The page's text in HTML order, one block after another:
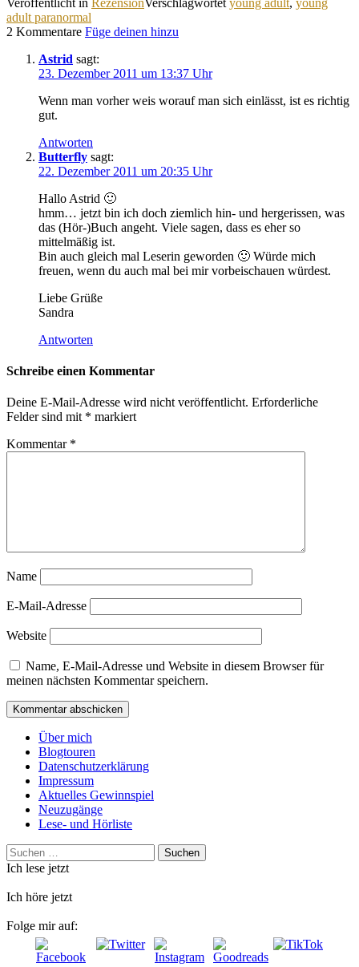
adult paranormal
2 Kommentare Füge deinen hinzu
Astrid sagt:
23. Dezember 2011 um 13:37 Uhr
Wenn man vorher weis worauf man sich einlässt, ist es richtig
gut.
Antworten
Butterfly sagt:
22. Dezember 2011 um 20:35 Uhr
Hallo Astrid 🙂
hmm… jetzt bin ich doch ziemlich hin- und hergerissen, was
das (Hör-)Buch angeht. Viele sagen, dass es eher so
mittelmäßig ist.
Bin auch gleich mal Leserin geworden 🙂 Würde mich
freuen, wenn du auch mal bei mir vorbeischauen würdest.
Liebe Grüße
Sandra
Antworten
Schreibe einen Kommentar
Deine E-Mail-Adresse wird nicht veröffentlicht. Erforderliche
Felder sind mit * markiert
Kommentar *
Name
E-Mail-Adresse
Website
Name, E-Mail-Adresse und Website in diesem Browser für
meinen nächsten Kommentar speichern.
Über mich
Blogtouren
Datenschutzerklärung
Impressum
Aktuelles Gewinnspiel
Neuzugänge
Lese- und Hörliste
Suchen
nach:
Ich lese jetzt
Ich höre jetzt
Folge mir auf: